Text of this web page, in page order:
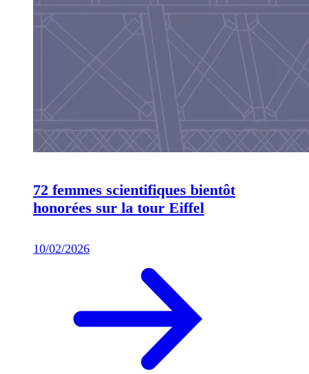
72 femmes scientifiques bientôt
honorées sur la tour Eiffel
10/02/2026